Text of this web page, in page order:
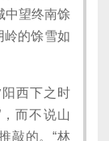
中望终南馀
岭的馀雪如
西下之时
而不说山
敲的。“林